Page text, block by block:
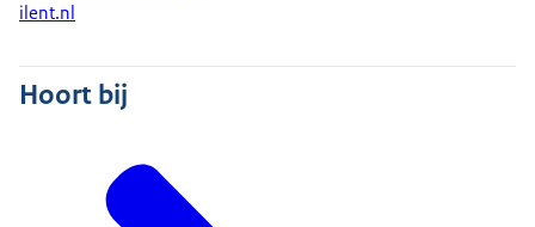
ilent.nl
Hoort bij